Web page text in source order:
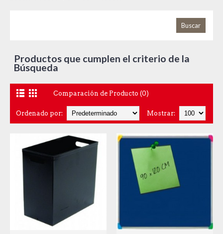
Productos que cumplen el criterio de la
Búsqueda
Comparación de Producto (0)
Mostrar:
Ordenado por: